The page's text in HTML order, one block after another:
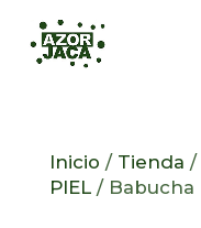
Inicio / Tienda /
PIEL/ Babucha